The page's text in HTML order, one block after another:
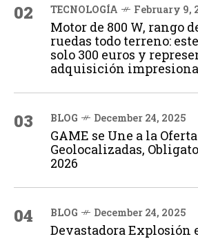
02 TECNOLOGÍA February 9,
Motor de 800 W, rango
ruedas todo terreno:
solo 300 euros y
adquisición
03 BLOG December 24, 2025
GAME se Une a la
Geolocalizadas,
2026
04 BLOG December 24, 2025
Devastadora Explosión